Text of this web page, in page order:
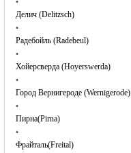
•
Делич (Delitzsch)
•
Радебойль (Radebeul)
•
Хойерсверда (Hoyerswerda)
•
Город Вернигероде (Wernigerode)
•
Пирна(Pirna)
•
Фрайталь(Freital)